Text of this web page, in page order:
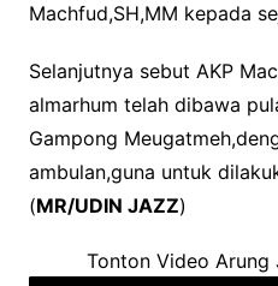
Machfud,SH,MM kepada
Selanjutnya sebut AKP
almarhum telah dibawa
Gampong
ambulan,guna untuk
(MR/UDIN JAZZ)
Tonton Video Arung